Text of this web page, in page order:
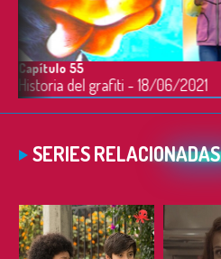
Capítulo 55
Historia del grafiti - 18/06/2021
SERIES RELACIONADAS